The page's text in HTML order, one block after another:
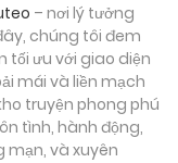
– nơi lý tưởng
chúng tôi đem
tối ưu với giao diện
mái và liền mạch
truyện phong phú
tình, hành động,
mạn, và xuyên